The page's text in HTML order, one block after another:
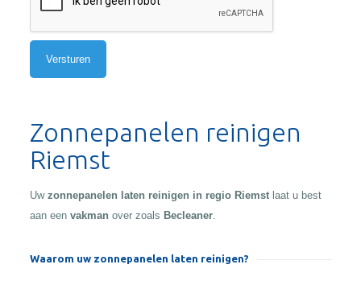
Zonnepanelen reinigen
Riemst
Uw zonnepanelen laten reinigen in regio Riemst laat u best
aan een vakman over zoals Becleaner.
Waarom uw zonnepanelen laten reinigen?